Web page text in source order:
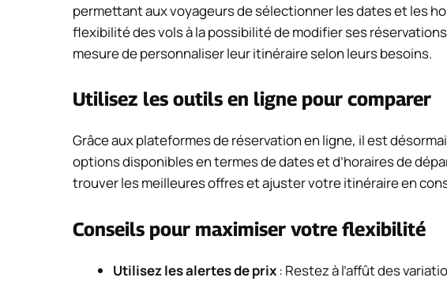
permettant aux voyageurs de sélectionner les dates et les
flexibilité des vols à la possibilité de modifier ses
mesure de personnaliser leur itinéraire selon leurs besoins.
Utilisez les outils en ligne pour comparer
Grâce aux plateformes de réservation en ligne, il est
options disponibles en termes de dates et d’horaires de
trouver les meilleures offres et ajuster votre itinéraire en
Conseils pour maximiser votre flexibilité
Utilisez les alertes de prix: Restez à l’affût des